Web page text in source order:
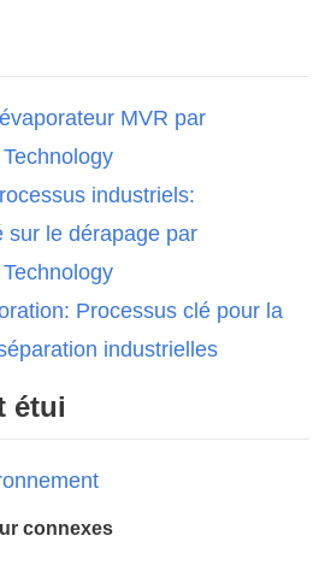
MVR par
industriels:
sur le dérapage par
Processus clé pour la
industrielles
étui
connexes